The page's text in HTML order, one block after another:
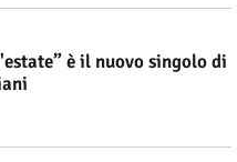
è il nuovo singolo di